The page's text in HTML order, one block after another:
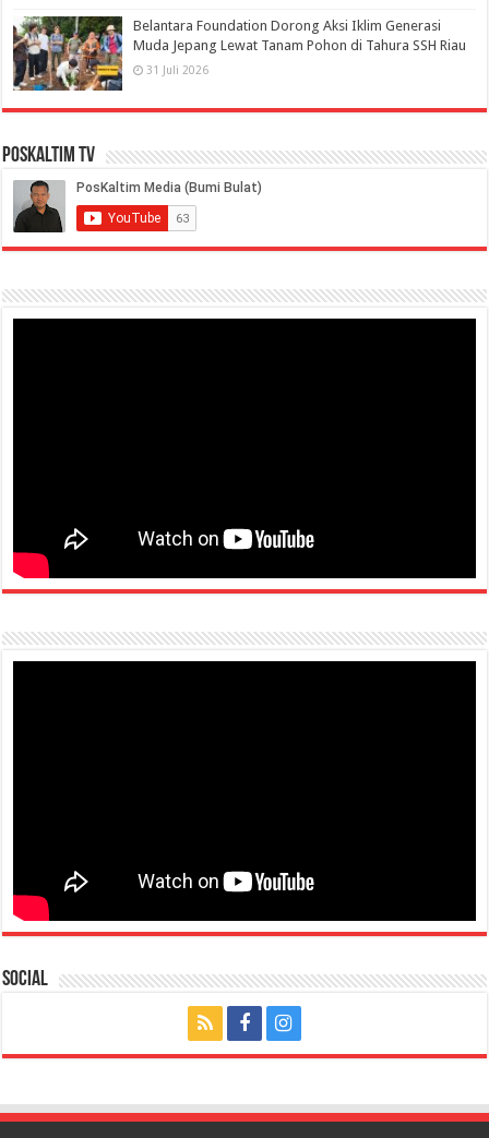
Belantara Foundation Dorong Aksi Iklim Generasi
Muda Jepang Lewat Tanam Pohon di Tahura SSH Riau
31 Juli 2026
PosKaltim TV
Social